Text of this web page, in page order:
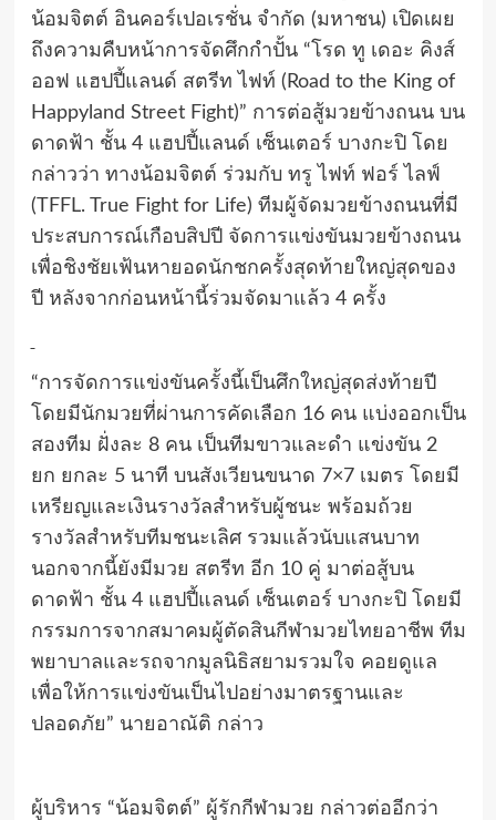
น้อมจิตต์ อินคอร์เปอเรชั่น จำกัด (มหาชน) เปิดเผย
ถึงความคืบหน้าการจัดศึกกำปั้น “โรด ทู เดอะ คิงส์
ออฟ แฮปปี้แลนด์ สตรีท ไฟท์ (Road to the King of
Happyland Street Fight)” การต่อสู้มวยข้างถนน บน
ดาดฟ้า ชั้น 4 แฮปปี้แลนด์ เซ็นเตอร์ บางกะปิ โดย
กล่าวว่า ทางน้อมจิตต์ ร่วมกับ ทรู ไฟท์ ฟอร์ ไลฟ์
(TFFL. True Fight for Life) ทีมผู้จัดมวยข้างถนนที่มี
ประสบการณ์เกือบสิปปี จัดการแข่งขันมวยข้างถนน
เพื่อชิงชัยเฟ้นหายอดนักชกครั้งสุดท้ายใหญ่สุดของ
ปี หลังจากก่อนหน้านี้ร่วมจัดมาแล้ว 4 ครั้ง
“การจัดการแข่งขันครั้งนี้เป็นศึกใหญ่สุดส่งท้ายปี
โดยมีนักมวยที่ผ่านการคัดเลือก 16 คน แบ่งออกเป็น
สองทีม ฝั่งละ 8 คน เป็นทีมขาวและดำ แข่งขัน 2
ยก ยกละ 5 นาที บนสังเวียนขนาด 7×7 เมตร โดยมี
เหรียญและเงินรางวัลสำหรับผู้ชนะ พร้อมถ้วย
รางวัลสำหรับทีมชนะเลิศ รวมแล้วนับแสนบาท
นอกจากนี้ยังมีมวย สตรีท อีก 10 คู่ มาต่อสู้บน
ดาดฟ้า ชั้น 4 แฮปปี้แลนด์ เซ็นเตอร์ บางกะปิ โดยมี
กรรมการจากสมาคมผู้ตัดสินกีฬามวยไทยอาชีพ ทีม
พยาบาลและรถจากมูลนิธิสยามรวมใจ คอยดูแล
เพื่อให้การแข่งขันเป็นไปอย่างมาตรฐานและ
ปลอดภัย” นายอาณัติ กล่าว
ผู้บริหาร “น้อมจิตต์” ผู้รักกีฬามวย กล่าวต่ออีกว่า